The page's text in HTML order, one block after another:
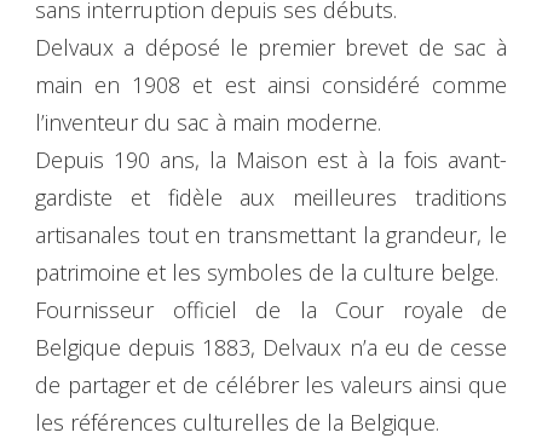
sans interruption depuis ses débuts.
Delvaux a déposé le premier brevet de sac à
main en 1908 et est ainsi considéré comme
l’inventeur du sac à main moderne.
Depuis 190 ans, la Maison est à la fois avant-
gardiste et fidèle aux meilleures traditions
artisanales tout en transmettant la grandeur, le
patrimoine et les symboles de la culture belge.
Fournisseur officiel de la Cour royale de
Belgique depuis 1883, Delvaux n’a eu de cesse
de partager et de célébrer les valeurs ainsi que
les références culturelles de la Belgique.